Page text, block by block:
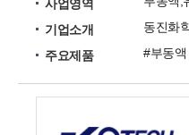
사업영역
기업소개
주요제품